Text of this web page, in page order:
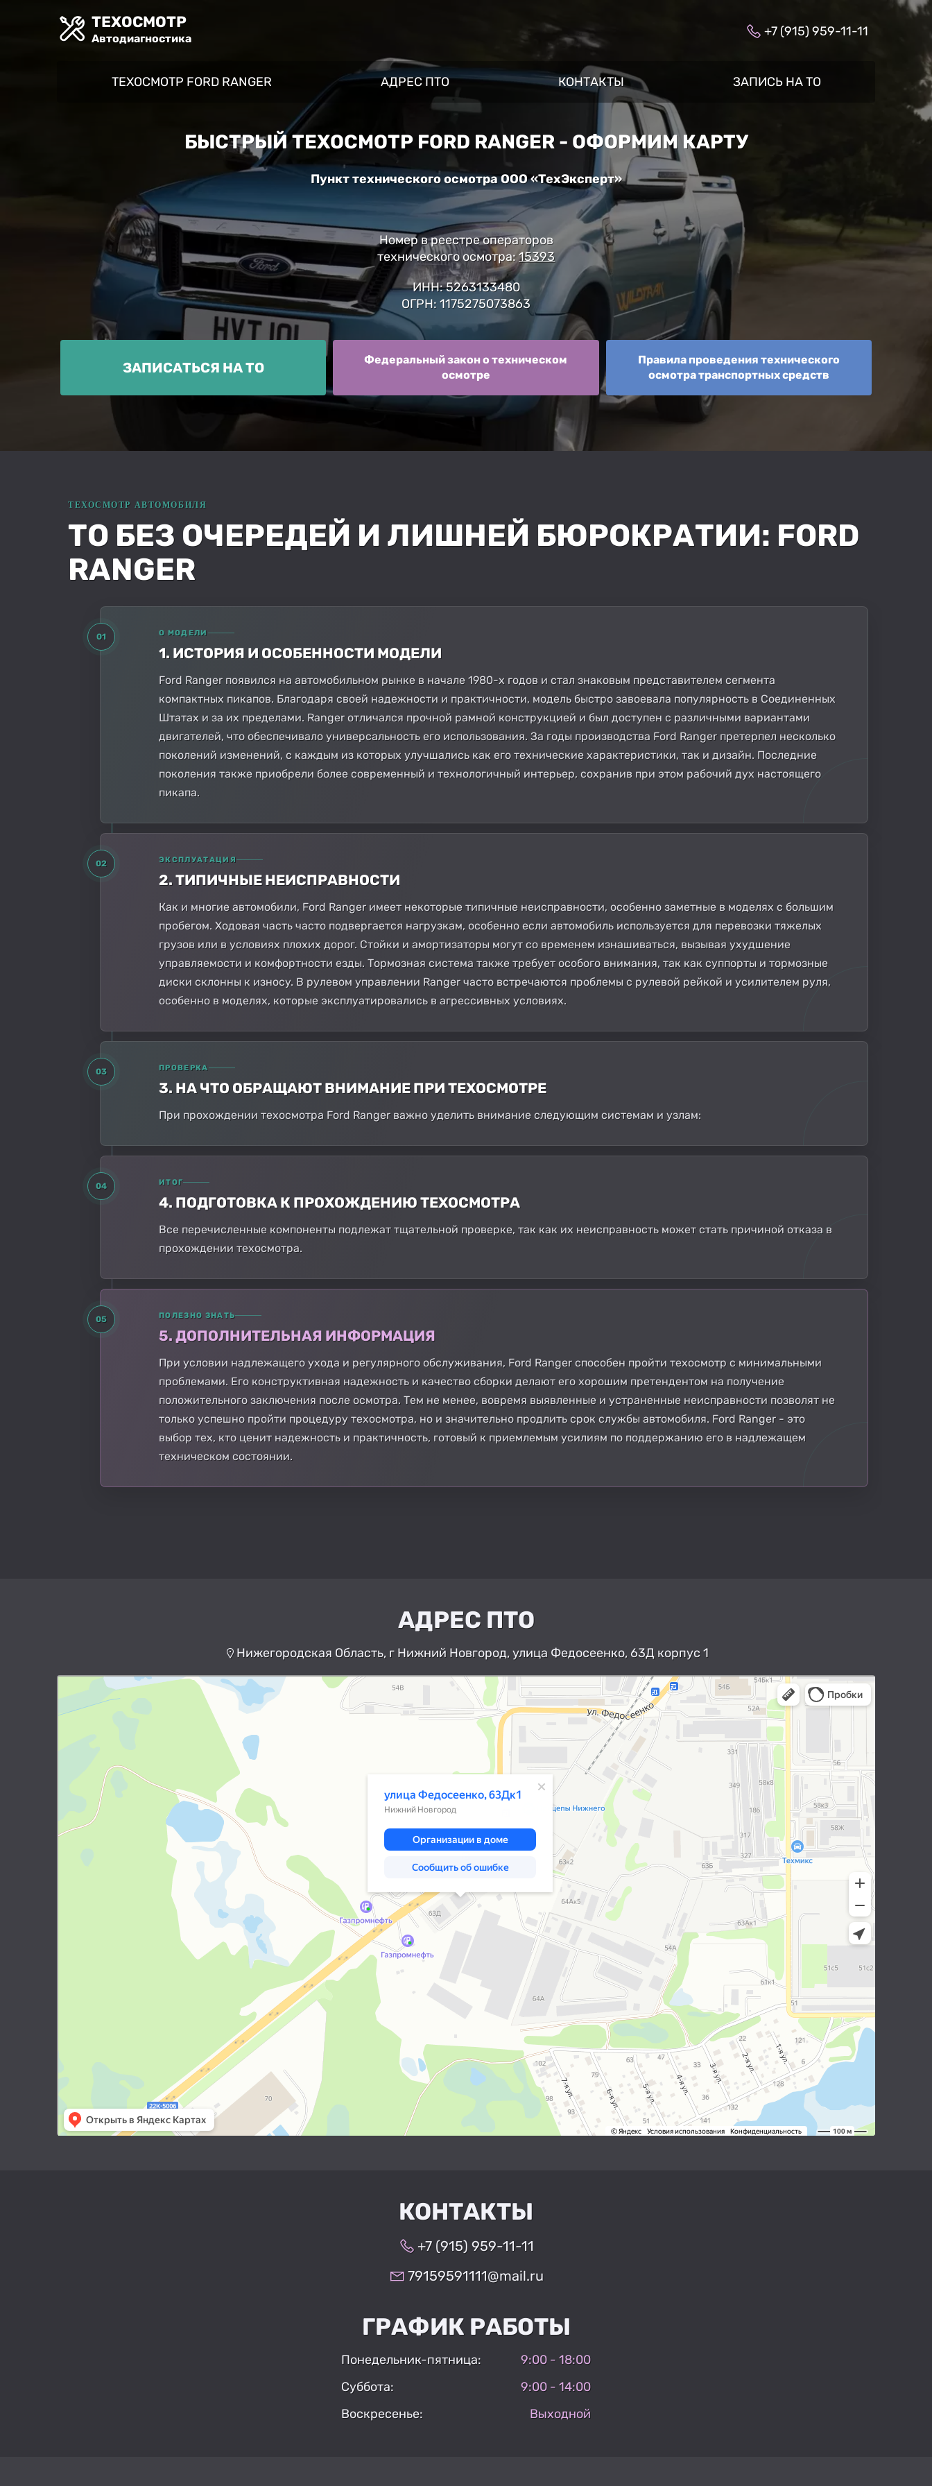
ТЕХОСМОТР
Автодиагностика +7 (915) 959-11-11
ТЕХОСМОТР FORD RANGER АДРЕС ПТО КОНТАКТЫ ЗАПИСЬ НА ТО
БЫСТРЫЙ ТЕХОСМОТР FORD RANGER - ОФОРМИМ КАРТУ
Пункт технического осмотра ООО «ТехЭксперт»
Номер в реестре операторов
технического осмотра:15393
ИНН: 5263133480
ОГРН: 1175275073863
ЗАПИСАТЬСЯ НА ТО
Федеральный закон о техническом
осмотре
Правила проведения технического
осмотра транспортных средств
ТО БЕЗ ОЧЕРЕДЕЙ И ЛИШНЕЙ БЮРОКРАТИИ: FORD
RANGER
01 О МОДЕЛИ
1. ИСТОРИЯ И ОСОБЕННОСТИ МОДЕЛИ
Ford Ranger появился на автомобильном рынке в начале 1980-х годов и стал знаковым представителем сегмента
компактных пикапов. Благодаря своей надежности и практичности, модель быстро завоевала популярность в Соединенных
Штатах и за их пределами. Ranger отличался прочной рамной конструкцией и был доступен с различными вариантами
двигателей, что обеспечивало универсальность его использования. За годы производства Ford Ranger претерпел несколько
поколений изменений, с каждым из которых улучшались как его технические характеристики, так и дизайн. Последние
поколения также приобрели более современный и технологичный интерьер, сохранив при этом рабочий дух настоящего
пикапа.
02 ЭКСПЛУАТАЦИЯ
2. ТИПИЧНЫЕ НЕИСПРАВНОСТИ
Как и многие автомобили, Ford Ranger имеет некоторые типичные неисправности, особенно заметные в моделях с большим
пробегом. Ходовая часть часто подвергается нагрузкам, особенно если автомобиль используется для перевозки тяжелых
грузов или в условиях плохих дорог. Стойки и амортизаторы могут со временем изнашиваться, вызывая ухудшение
управляемости и комфортности езды. Тормозная система также требует особого внимания, так как суппорты и тормозные
диски склонны к износу. В рулевом управлении Ranger часто встречаются проблемы с рулевой рейкой и усилителем руля,
особенно в моделях, которые эксплуатировались в агрессивных условиях.
03 ПРОВЕРКА
3. НА ЧТО ОБРАЩАЮТ ВНИМАНИЕ ПРИ ТЕХОСМОТРЕ
При прохождении техосмотра Ford Ranger важно уделить внимание следующим системам и узлам:
04 ИТОГ
4. ПОДГОТОВКА К ПРОХОЖДЕНИЮ ТЕХОСМОТРА
Все перечисленные компоненты подлежат тщательной проверке, так как их неисправность может стать причиной отказа в
прохождении техосмотра.
05 ПОЛЕЗНО ЗНАТЬ
5. ДОПОЛНИТЕЛЬНАЯ ИНФОРМАЦИЯ
При условии надлежащего ухода и регулярного обслуживания, Ford Ranger способен пройти техосмотр с минимальными
проблемами. Его конструктивная надежность и качество сборки делают его хорошим претендентом на получение
положительного заключения после осмотра. Тем не менее, вовремя выявленные и устраненные неисправности позволят не
только успешно пройти процедуру техосмотра, но и значительно продлить срок службы автомобиля. Ford Ranger - это
выбор тех, кто ценит надежность и практичность, готовый к приемлемым усилиям по поддержанию его в надлежащем
техническом состоянии.
АДРЕС ПТО
Нижегородская Область, г Нижний Новгород, улица Федосеенко, 63Д корпус 1
Нижний Новгород
Улица Федосеенко, 63Дк1 — Яндекс Карты
КОНТАКТЫ
+7 (915) 959-11-11
79159591111@mail.ru
ГРАФИК РАБОТЫ
Понедельник-пятница:
9:00 - 18:00
Суббота:
9:00 - 14:00
Воскресенье:
Выходной